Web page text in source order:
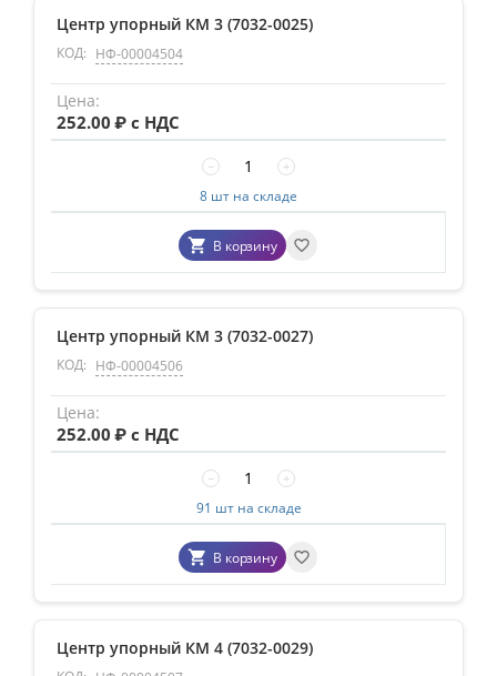
Центр упорный КМ 3 (7032-0025)
КОД: НФ-00004504
252.00 ₽ с НДС
+
−
8 шт на складе
В корзину
Центр упорный КМ 3 (7032-0027)
КОД: НФ-00004506
252.00 ₽ с НДС
+
−
91 шт на складе
В корзину
Центр упорный КМ 4 (7032-0029)